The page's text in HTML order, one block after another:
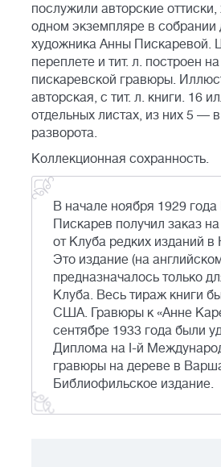
послужили авторские
одном экземпляре в собрании
художника Анны Пискаревой.
переплете и тит. л. построен
пискаревской гравюры.
авторская, с тит. л. книги. 16
отдельных листах, из них 5 —
разворота.
Коллекционная сохранность.
В начале ноября 1929
Пискарев получил заказ
от Клуба редких изданий
Это издание (на
предназначалось только
Клуба. Весь тираж книги
США. Гравюры к «Анне
сентябре 1933 года были
Диплома на I-й
гравюры на дереве в
Библиофильское издание.